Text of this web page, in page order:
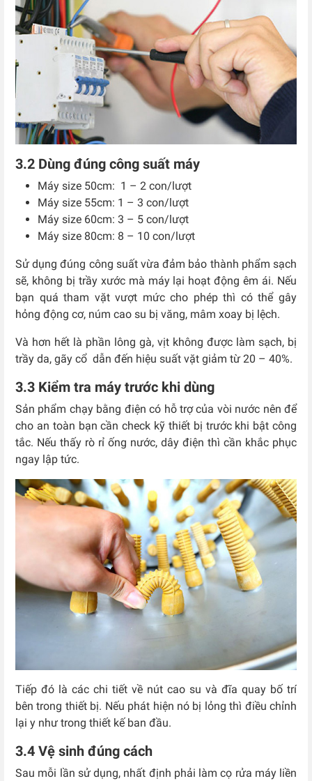
3.2 Dùng đúng công suất máy
Máy size 50cm: 1 – 2 con/lượt
Máy size 55cm: 1 – 3 con/lượt
Máy size 60cm: 3 – 5 con/lượt
Máy size 80cm: 8 – 10 con/lượt
Sử dụng đúng công suất vừa đảm bảo thành phẩm sạch
sẽ, không bị trầy xước mà máy lại hoạt động êm ái. Nếu
bạn quá tham vặt vượt mức cho phép thì có thể gây
hỏng động cơ, núm cao su bị văng, mâm xoay bị lệch.
Và hơn hết là phần lông gà, vịt không được làm sạch, bị
trầy da, gãy cổ dẫn đến hiệu suất vặt giảm từ 20 – 40%.
3.3 Kiểm tra máy trước khi dùng
Sản phẩm chạy bằng điện có hỗ trợ của vòi nước nên để
cho an toàn bạn cần check kỹ thiết bị trước khi bật công
tắc. Nếu thấy rò rỉ ống nước, dây điện thì cần khắc phục
ngay lập tức.
Tiếp đó là các chi tiết về nút cao su và đĩa quay bố trí
bên trong thiết bị. Nếu phát hiện nó bị lỏng thì điều chỉnh
lại y như trong thiết kế ban đầu.
3.4 Vệ sinh đúng cách
Sau mỗi lần sử dụng, nhất định phải làm cọ rửa máy liền